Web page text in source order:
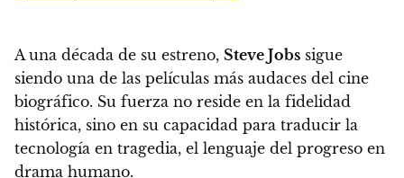
A una década de su estreno, Steve Jobs sigue
siendo una de las películas más audaces del cine
biográfico. Su fuerza no reside en la fidelidad
histórica, sino en su capacidad para traducir la
tecnología en tragedia, el lenguaje del progreso en
drama humano.